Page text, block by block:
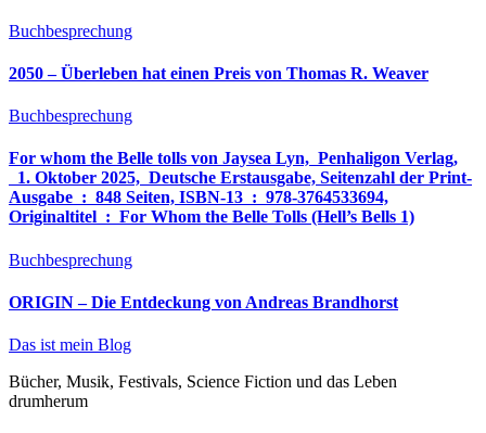
Buchbesprechung
2050 – Überleben hat einen Preis von Thomas R. Weaver
Buchbesprechung
For whom the Belle tolls von Jaysea Lyn, ‎ Penhaligon Verlag,
‎ 1. Oktober 2025, ‎ Deutsche Erstausgabe, Seitenzahl der Print-
Ausgabe ‏ : ‎ 848 Seiten, ISBN-13 ‏ : ‎ 978-3764533694,
Originaltitel ‏ : ‎ For Whom the Belle Tolls (Hell’s Bells 1)
Buchbesprechung
ORIGIN – Die Entdeckung von Andreas Brandhorst
Das ist mein Blog
Bücher, Musik, Festivals, Science Fiction und das Leben
drumherum